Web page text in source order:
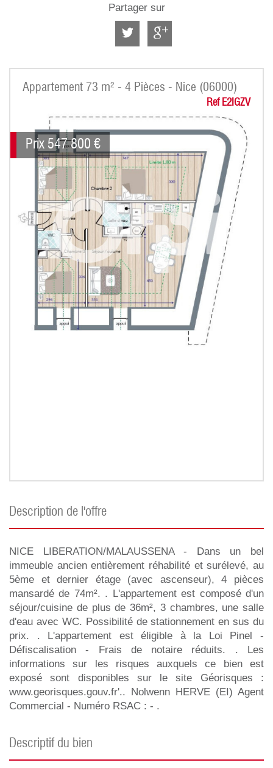
Partager sur
Appartement 73 m² - 4 Pièces - Nice (06000)
Ref E2IGZV
Prix 547 800 €
description de l'offre
NICE LIBERATION/MALAUSSENA - Dans un bel
immeuble ancien entièrement réhabilité et surélevé, au
5ème et dernier étage (avec ascenseur), 4 pièces
mansardé de 74m². . L'appartement est composé d'un
séjour/cuisine de plus de 36m², 3 chambres, une salle
d'eau avec WC. Possibilité de stationnement en sus du
prix. . L'appartement est éligible à la Loi Pinel -
Défiscalisation - Frais de notaire réduits. . Les
informations sur les risques auxquels ce bien est
exposé sont disponibles sur le site Géorisques :
www.georisques.gouv.fr'.. Nolwenn HERVE (EI) Agent
Commercial - Numéro RSAC : - .
descriptif du bien